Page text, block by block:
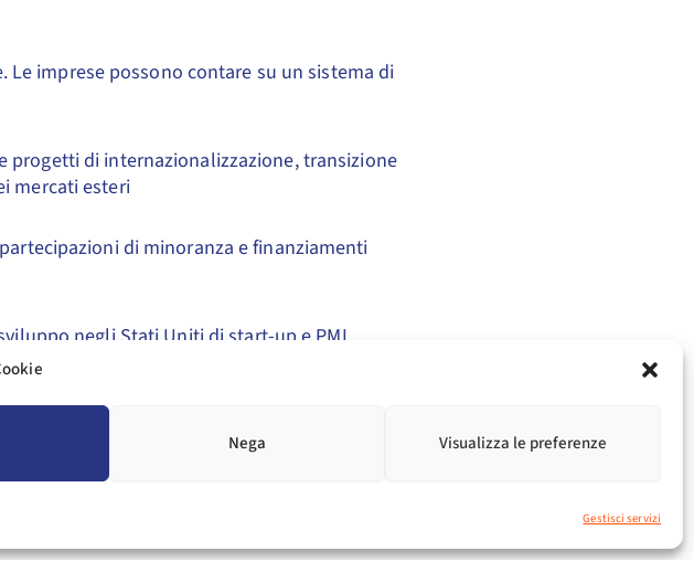
Gestisci servizi
Nega Visualizza le preferenze
Le imprese possono contare su un sistema di
progetti di internazionalizzazione, transizione
mercati esteri
di minoranza e finanziamenti
negli Stati Uniti di start-up e PMI
e strategico per le imprese che
futura. Partecipare al webinar significa